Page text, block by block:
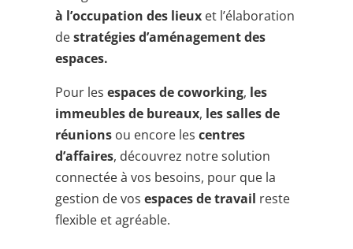
à l’occupation des lieuxet l’élaboration
destratégies d’aménagement des
espaces.
Pour les espaces de coworking, les
immeubles de bureaux, les salles de
réunionsou encore les centres
d’affaires, découvrez notre solution
connectée à vos besoins, pour que la
gestion de vos espaces de travail reste
flexible et agréable.